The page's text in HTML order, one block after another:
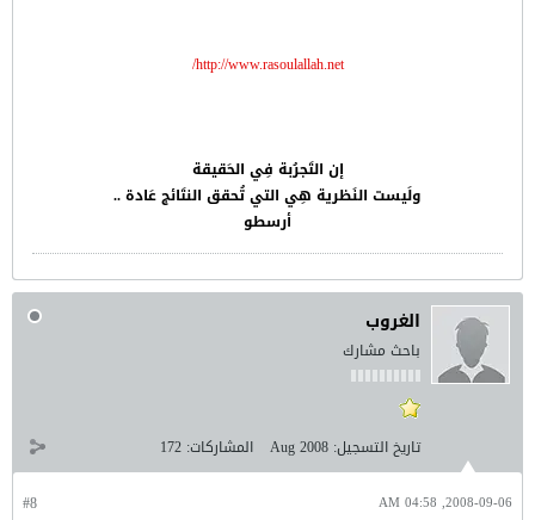
http://www.rasoulallah.net/
إن التَجرُبة فِي الحَقيقة
ولَيست النَظرية هِي التي تُحقق النتَائج عَادة ..
أرسطو
الغروب
باحث مشارك
تاريخ التسجيل: Aug 2008 المشاركات: 172
#8 2008-09-06, 04:58 AM